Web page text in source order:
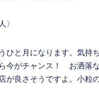
〉
と月になります。気持
今がチャンス！ お洒落
が良さそうですよ。小粒